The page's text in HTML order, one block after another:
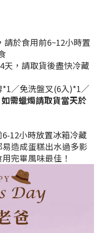
於食用前6~12小時置
天，請取貨後盡快冷藏
／免洗盤叉(6入)*1／
需蠟燭請取貨當天於
12小時放置冰箱冷藏
造成蛋糕出水過多影
完畢風味最佳！